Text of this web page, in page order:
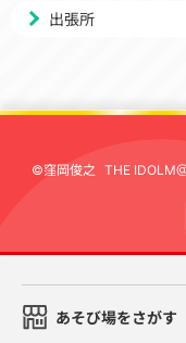
出張所
©窪岡俊之 THE
あそび場をさがす